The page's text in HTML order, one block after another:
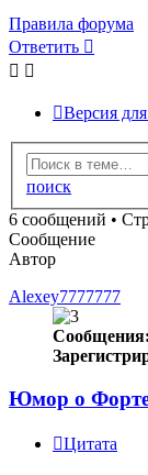
Правила форума
Ответить
Версия
поиск
6 сообщений •
Сообщение
Автор
Alexey7777777
Сообщения:
Юмор о
Цитата